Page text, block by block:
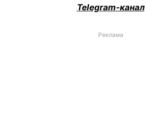
Telegram-канал
Реклама